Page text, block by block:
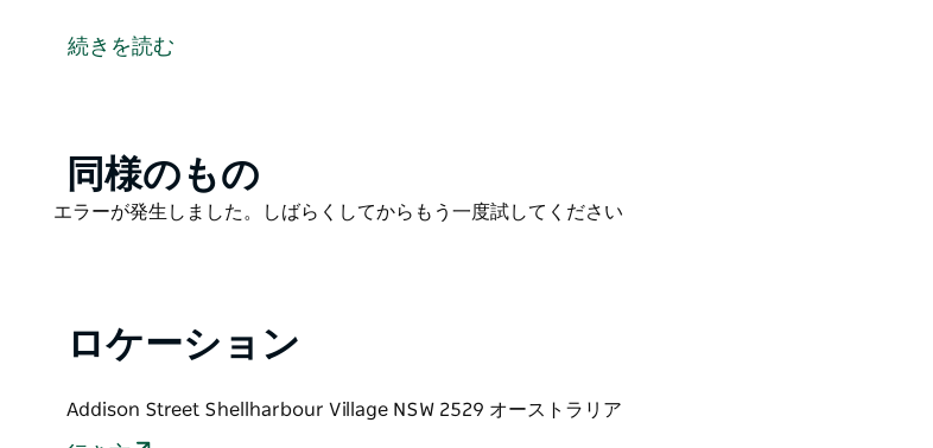
る、活気あふれる海辺の街です。多様な屋外カフェ、受賞歴のあるレストラン、そして老舗のフィッシ
ュ＆チップス店が軒を連ね、美味しい料理、素晴らしい景色、そして温かい雰囲気を求めて訪れる人々
ーティーサービスも充実しており、ゆったりとした海岸ライフスタイルをさらに充実させています。
絵のように美しい港は、釣りやボート遊びを楽しむ人々に人気のスポットで、便利なボートランプから
バー・ビレッジ・ヘリテージトレイルを辿ったり、Tread Shellharbourアプリを使ったセルフガイド
のバーチャルツアーに参加したりして、その魅力的な歴史遺産を探索することができます。
シェルハーバー・ビレッジには、魅力的なベッド＆ブレックファストやモーテルから、貸別荘、アパー
トメント、コテージ、キャビン、キャンプ施設を備えたビーチフロントのホリデーパークまで、あらゆ
続きを読む
Product
List
同様のもの
Product
エラーが発生しました。しばらくしてからもう一度試してください
ロケーション
Addison Street Shellharbour Village NSW 2529 オーストラリア